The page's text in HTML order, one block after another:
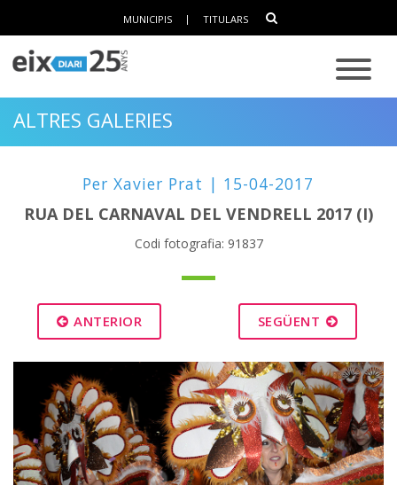
MUNICIPIS | TITULARS
ALTRES GALERIES
Per Xavier Prat | 15-04-2017
RUA DEL CARNAVAL DEL VENDRELL 2017 (I)
Codi fotografia: 91837
ANTERIOR SEGÜENT